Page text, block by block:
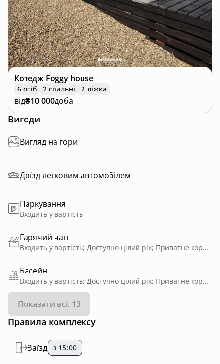
Котедж Foggy house
6 осіб 2 спальні 2 ліжка
від₴10 000доба
Вигоди
Вигляд на гори
Доїзд легковим автомобілем
Паркування
Входить у вартість
Гарячий чан
Входить у вартість; Доступно цілий рік; Приватне користування; На дровах
Басейн
Входить у вартість; Доступно цілий рік; Приватне користування; З підігрівом
Показати всі: 13
Правила комплексу
Заїзд з 15:00